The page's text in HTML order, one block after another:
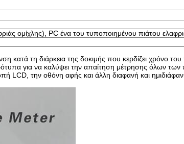
ομίχλης), PC ένα του τυποποιημένου πιάτου
κατά τη διάρκεια της δοκιμής που κερδίζει χρόνο
για να καλύψει την απαίτηση μέτρησης όλων των
LCD, την οθόνη αφής και άλλη διαφανή και